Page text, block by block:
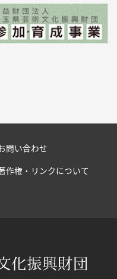
問い合わせ
作権・リンクについて